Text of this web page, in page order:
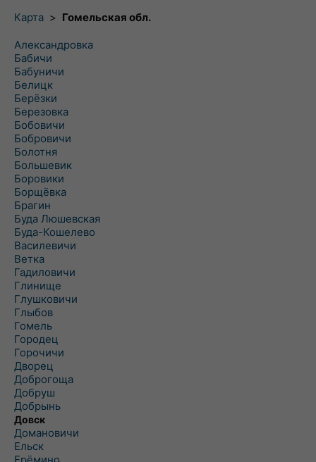
Карта > Гомельская обл.
Александровка
Бабичи
Бабуничи
Белицк
Берёзки
Березовка
Бобовичи
Бобровичи
Болотня
Большевик
Боровики
Борщёвка
Брагин
Буда Люшевская
Буда-Кошелево
Василевичи
Ветка
Гадиловичи
Глинище
Глушковичи
Глыбов
Гомель
Городец
Горочичи
Дворец
Доброгоща
Добруш
Добрынь
Довск
Домановичи
Ельск